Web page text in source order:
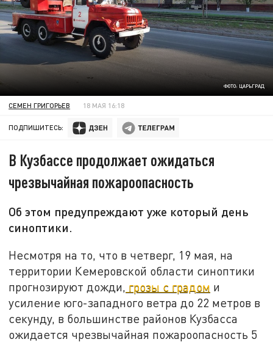
ФОТО: ЦАРЬГРАД
СЕМЕН ГРИГОРЬЕВ 18 МАЯ 16:18
ПОДПИШИТЕСЬ:
В Кузбассе продолжает ожидаться
чрезвычайная пожароопасность
Об этом предупреждают уже который день
синоптики.
Несмотря на то, что в четверг, 19 мая, на
территории Кемеровской области синоптики
прогнозируют дожди, грозы с градом и
усиление юго-западного ветра до 22 метров в
секунду, в большинстве районов Кузбасса
ожидается чрезвычайная пожароопасность 5